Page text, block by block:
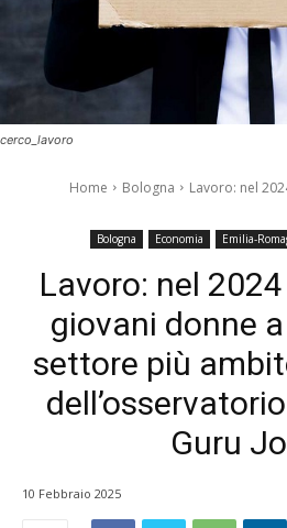
cerco_lavoro
Home Bologna
Lavoro: nel
Bologna Economia Emilia-
Lavoro: nel
giovani donne
settore più
Guru
10 Febbraio 2025